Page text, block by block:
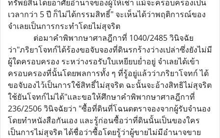
ทรัพย์สินโดยอาศัยอำนาจของผู้ให้เช่า แม้จะครอบครองเป็น
เวลากว่า 5 ปี ก็ไม่ได้กรรมสิทธิ์" จะเห็นได้ว่าพฤติการณ์ของ
จำเลยเป็นการกระทำโดยไม่สุจริต
ต่อมาคำพิพากษาศาลฎีกาที่ 1040/2485 วินิจฉัย
ว่า"ภริยาโจทก์ได้ร้องขอจับจองที่ดินรกร้างว่างเปล่าซึ่งยังไม่มี
ผู้ใดครอบครอง ระหว่างรอรับใบเหยียบย่ำอยู่ จำเลยได้เข้า
ครอบครองที่นั้นโดยพลการทั้ง ๆ ที่รู้อยู่แล้วว่าภริยาโจทก์ ได้
ขอจับองไว้เป็นการใช้สิทธิ์ไม่สุจริต ฉะนั้นจะอ้างสิทธิไม่สุจริต
ใช้ยันโจทก์ไม่ได้"และขอให้ศึกษาคำพิพากษาศาลฎีกาที่
236/2506 วินิจฉัยว่า "ซื้อที่ดินที่โฉนดตราจองจากผู้รับจำนอง
โดยทำหนังสือกันเอง และรู้ก่อนซื้อว่าที่ดินนั้นเป็นของใคร
เป็นการไม่สุจริต ได้ชื่อว่าซื้อโดยรู้ว่าผู้ขายไม่มีอำนาจขาย